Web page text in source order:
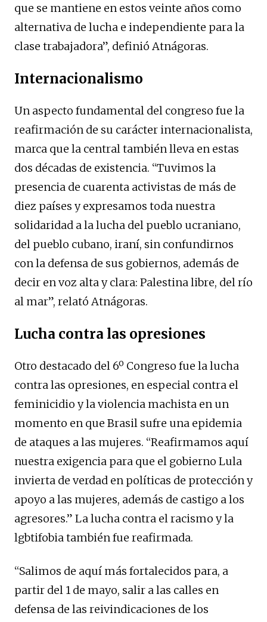
que se mantiene en estos veinte años como
alternativa de lucha e independiente para la
clase trabajadora”, definió Atnágoras.
Internacionalismo
Un aspecto fundamental del congreso fue la
reafirmación de su carácter internacionalista,
marca que la central también lleva en estas
dos décadas de existencia. “Tuvimos la
presencia de cuarenta activistas de más de
diez países y expresamos toda nuestra
solidaridad a la lucha del pueblo ucraniano,
del pueblo cubano, iraní, sin confundirnos
con la defensa de sus gobiernos, además de
decir en voz alta y clara: Palestina libre, del río
al mar”, relató Atnágoras.
Lucha contra las opresiones
Otro destacado del 6º Congreso fue la lucha
contra las opresiones, en especial contra el
feminicidio y la violencia machista en un
momento en que Brasil sufre una epidemia
de ataques a las mujeres. “Reafirmamos aquí
nuestra exigencia para que el gobierno Lula
invierta de verdad en políticas de protección y
apoyo a las mujeres, además de castigo a los
agresores.” La lucha contra el racismo y la
lgbtifobia también fue reafirmada.
“Salimos de aquí más fortalecidos para, a
partir del 1 de mayo, salir a las calles en
defensa de las reivindicaciones de los